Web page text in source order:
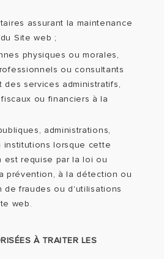
assurant la maintenance
Site web ;
physiques ou morales,
ou consultants
des services administratifs,
ou financiers à la
administrations,
institutions lorsque cette
est requise par la loi ou
prévention, à la détection ou
de fraudes ou d'utilisations
web.
À TRAITER LES